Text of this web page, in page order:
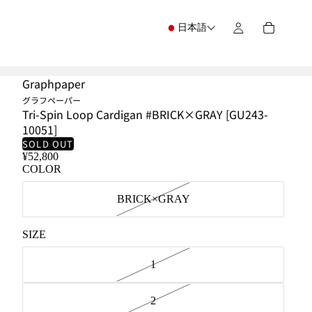
日本語
Graphpaper
グラフペーパー
Tri-Spin Loop Cardigan #BRICK×GRAY [GU243-
10051]
SOLD OUT
¥52,800
COLOR
BRICK×GRAY
SIZE
1
2